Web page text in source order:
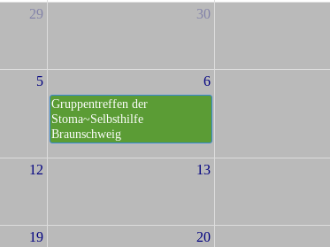
29 30
5 6
Gruppentreffen der
Stoma~Selbsthilfe
Braunschweig
12 13
19 20